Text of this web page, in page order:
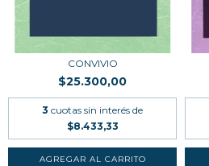
CONVIVIO
$25.300,00
3 cuotas sin interés de
$8.433,33